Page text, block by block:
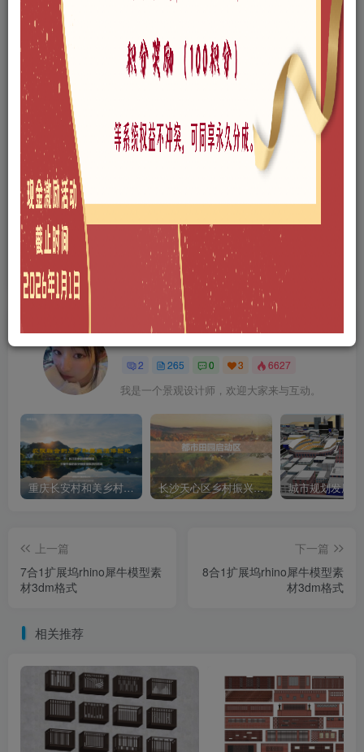
©
版权声明
本站所有文章，所有资源素材，版权归投稿者或原作者所有，如若本
站投稿者上传内容侵犯了原作者的合法权益，可联系我们进行删除处
理。
THE END
免费资源 A1201-数码产品
犀牛模型
# 3C数码
分享
新磊 关注
2 265 0 3 6627
我是一个景观设计师，欢迎大家来与互动。
重庆长安村和美乡村建设项目方案文本 长沙天心区乡村振兴运营策划方案文本
上一篇
7合1扩展坞rhino犀牛模型素
材3dm格式
下一篇
8合1扩展坞rhino犀牛模型素
材3dm格式
相关推荐